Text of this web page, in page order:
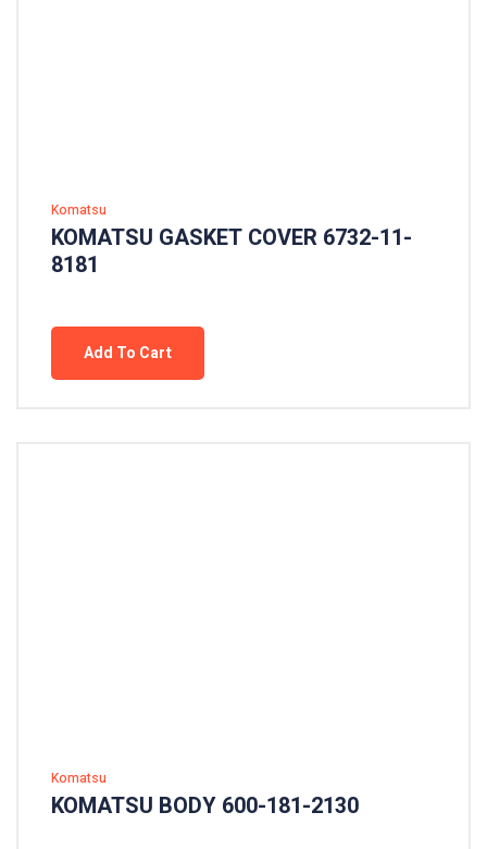
Komatsu
KOMATSU GASKET COVER 6732-11-
8181
Add To Cart
Komatsu
KOMATSU BODY 600-181-2130